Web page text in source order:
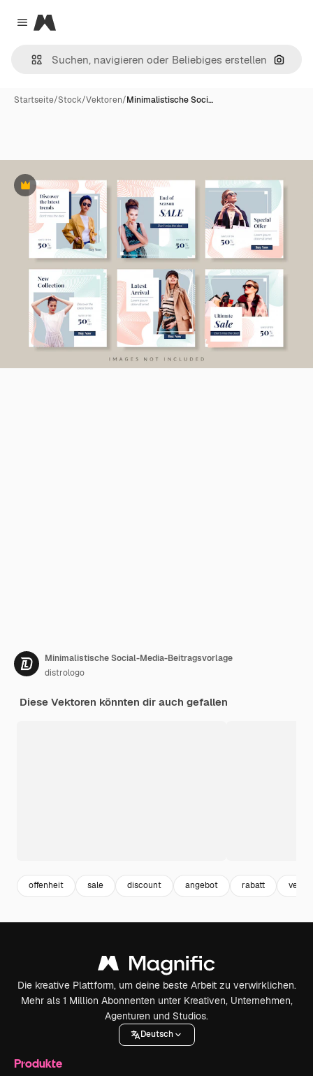
Close menu
Magnific
Nach
Startseite/Stock/Vektoren/Minimalistische Soci…
Premium
Minimalistische Social-Media-Beitragsvorlage
distrologo
Diese Vektoren könnten dir auch gefallen
offenheit sale discount angebot rabatt
Die kreative Plattform, um deine beste Arbeit zu verwirklichen.
Mehr als 1 Million Abonnenten unter Kreativen, Unternehmen,
Agenturen und Studios.
Deutsch
Produkte